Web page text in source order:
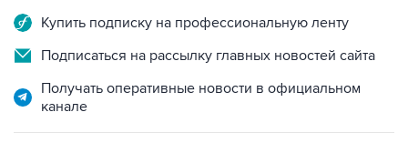
Подписаться на рассылку главных новостей сайта
Получать оперативные новости в официальном